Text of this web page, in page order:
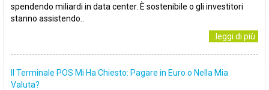
spendendo miliardi in data center. È sostenibile o gli investitori
stanno assistendo..
..leggi di più
Il Terminale POS Mi Ha Chiesto: Pagare in Euro o Nella Mia
Valuta?